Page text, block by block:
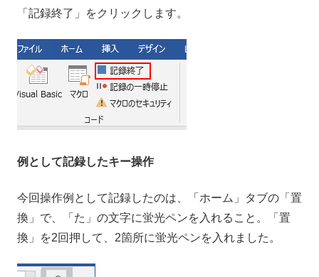
「記録終了」をクリックします。
例として記録したキー操作
今回操作例として記録したのは、「ホーム」タブの「置
換」で、「た」の文字に蛍光ペンを入れること。「置
換」を2回押して、2箇所に蛍光ペンを入れました。